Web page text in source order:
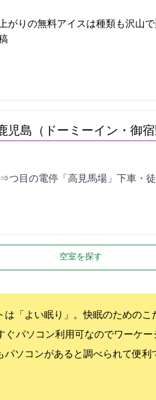
がりの無料アイスは種類も沢山
島（ドーミーイン・御
つ目の電停「高見馬場」下車・
空室を探す
は「よい眠り」。快眠のための
ぐ パソコン利用可なのでワーケ
パソコンがあると調べられて便利